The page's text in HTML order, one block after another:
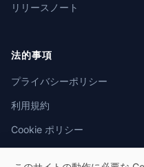
リリースノート
法的事項
プライバシーポリシー
利用規約
Cookie ポリシー